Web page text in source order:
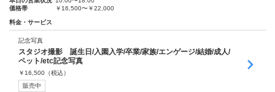
価格帯
￥16,500〜￥22,000
料金・サービス
記念写真
スタジオ撮影 誕生日/入園入学/卒業/家族/エンゲージ/結婚/成人/
ペット/etc記念写真
￥ 16,500 （税込）
販売中